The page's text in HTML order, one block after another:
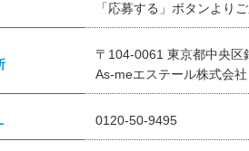
「応募する」ボタンより
〒104-0061 東京都中央
As-meエステール株式会社
0120-50-9495